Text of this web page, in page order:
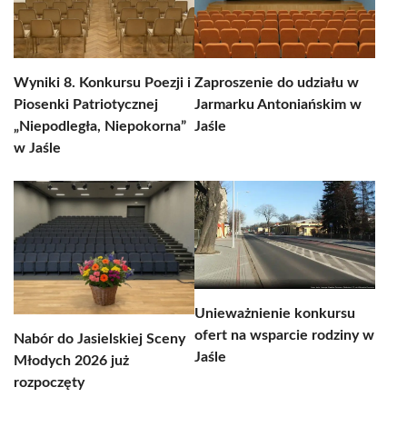
Wyniki 8. Konkursu Poezji i
Piosenki Patriotycznej
„Niepodległa, Niepokorna”
w Jaśle
Zaproszenie do udziału w
Jarmarku Antoniańskim w
Jaśle
Nabór do Jasielskiej Sceny
Młodych 2026 już
rozpoczęty
Unieważnienie konkursu
ofert na wsparcie rodziny w
Jaśle